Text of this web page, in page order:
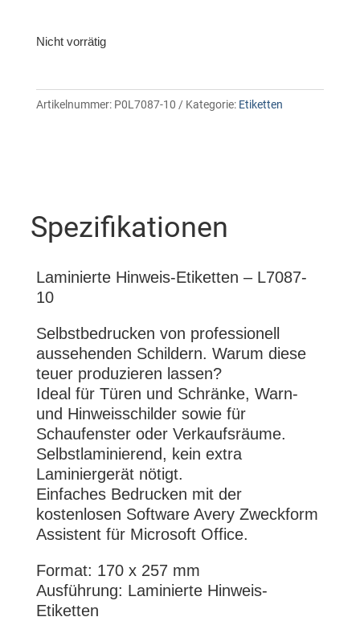
Nicht vorrätig
Artikelnummer: P0L7087-10 Kategorie: Etiketten
Spezifikationen
Laminierte Hinweis-Etiketten – L7087-
10
Selbstbedrucken von professionell
aussehenden Schildern. Warum diese
teuer produzieren lassen?
Ideal für Türen und Schränke, Warn-
und Hinweisschilder sowie für
Schaufenster oder Verkaufsräume.
Selbstlaminierend, kein extra
Laminiergerät nötigt.
Einfaches Bedrucken mit der
kostenlosen Software Avery Zweckform
Assistent für Microsoft Office.
Format: 170 x 257 mm
Ausführung: Laminierte Hinweis-
Etiketten